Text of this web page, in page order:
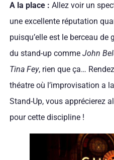
A la place : Allez voir un
une excellente réputation
puisqu’elle est le berceau de
du stand-up comme John
Tina Fey, rien que ça…
théatre où l’improvisation a
Stand-Up, vous apprécierez
pour cette discipline !